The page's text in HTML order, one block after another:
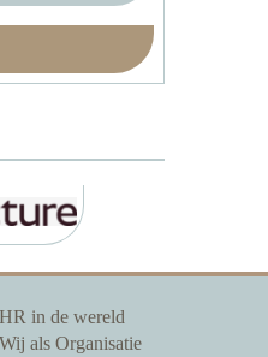
HR in de wereld
Wij als Organisatie